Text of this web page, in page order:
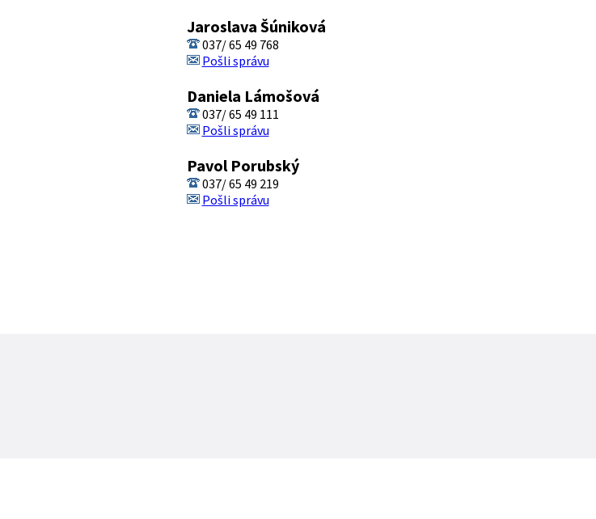
Jaroslava Šúniková
037/ 65 49 768
Pošli správu
Daniela Lámošová
037/ 65 49 111
Pošli správu
Pavol Porubský
037/ 65 49 219
Pošli správu